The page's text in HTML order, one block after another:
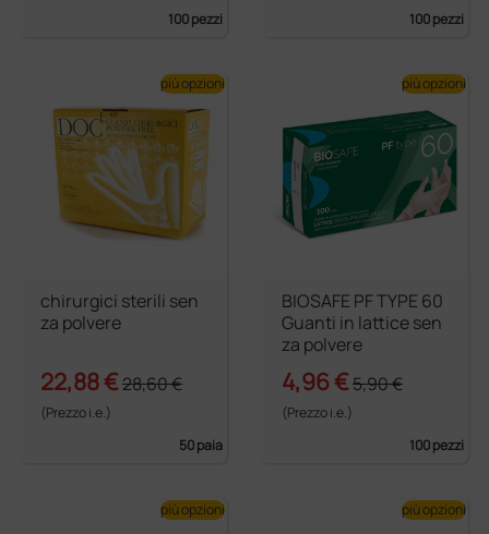
100 pezzi
100 pezzi
chirurgici sterili sen
za polvere
22,88 €28,60 €
(Prezzo i.e.)
50 paia
più opzioni
BIOSAFE PF TYPE 60
Guanti in lattice sen
za polvere
4,96 €5,90 €
(Prezzo i.e.)
100 pezzi
più opzioni
più opzioni più opzioni